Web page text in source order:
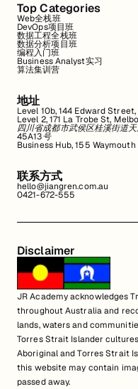
Top Categories
Web全栈班
DevOps项目班
数据工程全栈班
数据分析项目班
编程入门班
Business Analyst实习
算法集训营
地址
Level 10b, 144 Edward
Level 2, 171 La Trobe St,
四川省成都市武侯区桂溪街道
45A13号
Business Hub, 155
联系方式
hello@jiangren.com.au
0421-672-555
Disclaimer
JR Academy acknowledges
throughout Australia and
lands, waters and
Torres Strait Islander
Aboriginal and Torres Strait
this website may contain
passed away.